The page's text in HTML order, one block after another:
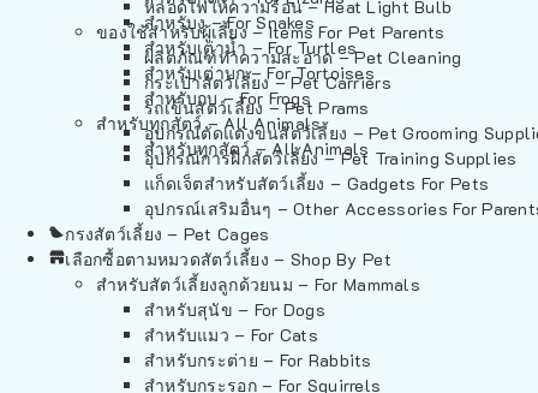
หลอดไฟให้ความร้อน – Heat Light Bulb
ของใช้สำหรับผู้เลี้ยง – Items For Pet Parents
ผลิตภัณฑ์ทำความสะอาด – Pet Cleaning
กระเป๋าสัตว์เลี้ยง – Pet Carriers
รถเข็นสัตว์เลี้ยง – Pet Prams
อุปกรณ์ตัดแต่งขนสัตว์เลี้ยง – Pet Grooming
อุปกรณ์การฝึกสัตว์เลี้ยง – Pet Training Supplies
แก็ดเจ็ตสำหรับสัตว์เลี้ยง – Gadgets For Pets
อุปกรณ์เสริมอื่นๆ – Other Accessories For
กรงสัตว์เลี้ยง – Pet Cages
เลือกซื้อตามหมวดสัตว์เลี้ยง – Shop By Pet
สำหรับสัตว์เลี้ยงลูกด้วยนม – For Mammals
สำหรับสุนัข – For Dogs
สำหรับแมว – For Cats
สำหรับกระต่าย – For Rabbits
สำหรับกระรอก – For Squirrels
สำหรับงู – For Snakes
สำหรับเต่าน้ำ – For Turtles
สำหรับเต่าบก – For Tortoises
สำหรับกบ – For Frogs
สำหรับทุกสัตว์ – All Animals
สำหรับทุกสัตว์ – All Animals